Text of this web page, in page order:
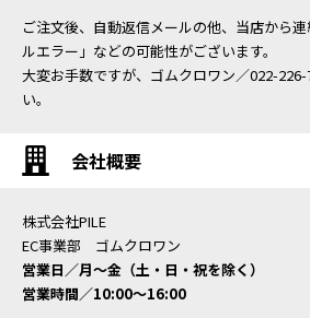
ご注文後、自動返信メールの他、当店から
ルエラー」などの可能性がございます。
大変お手数ですが、ゴムクロワン／022-
い。
会社概要
株式会社PILE
EC事業部 ゴムクロワン
営業日／月〜金（土・日・祝を除く）
営業時間／10:00〜16:00